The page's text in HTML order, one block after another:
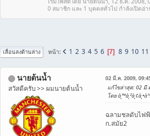
0 สมาชิก และ 1 บุคคลทั่วไป กำลังเปิดอ่
เลื่อนลงด้านล่าง หน้า 1 2 3 4 5 6 7 8 9 10 11
นายต้นน้ำ
สวัสดีครับ >> ผมนายต้นน้ำ
02 มี.ค. 2009,
แก้ไขล่าสุด: 02 มี.
โดย
ฉลามชลดับไฟ
ก.สมัย2